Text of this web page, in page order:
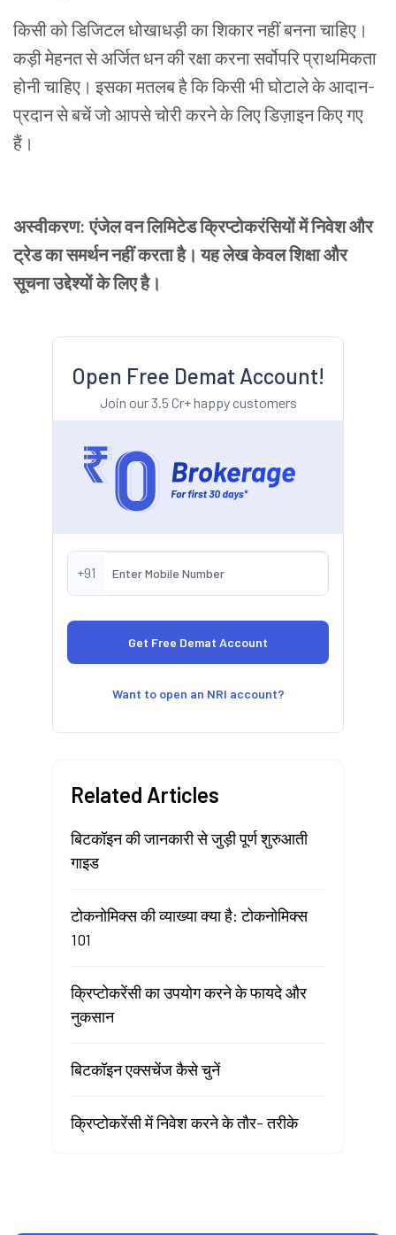
किसीकोडिजिटल धोखाधड़ीकाशिकारनहींबननाचाहिए।
कड़ीमेहनतसेअर्जित धनकीरक्षाकरनासर्वोपरिप्राथमिकता
होनीचाहिए। इसकामतलबहैकिकिसीभीघोटालेकेआदान-
प्रदानसेबचेंजोआपसेचोरीकरनेकेलिएडिज़ाइनकिएगए
हैं।
अस्वीकरण:एंजेलवनलिमिटेडक्रिप्टोकरंसियोंमेंनिवेशऔर
ट्रेडकासमर्थननहींकरताहै। यहलेखकेवलशिक्षाऔर
सूचनाउद्देश्योंकेलिएहै।
Open Free Demat Account!
Join our 3.5 Cr+ happy customers
+91
Want to open an NRI account?
Related Articles
बिटकॉइन की जानकारी से जुड़ी पूर्ण शुरुआती
गाइड
टोकनोमिक्स की व्याख्या क्या है: टोकनोमिक्स
101
क्रिप्टोकरेंसी का उपयोग करने के फायदे और
नुकसान
बिटकॉइन एक्सचेंज कैसे चुनें
क्रिप्टोकरेंसी में निवेश करने के तौर- तरीके